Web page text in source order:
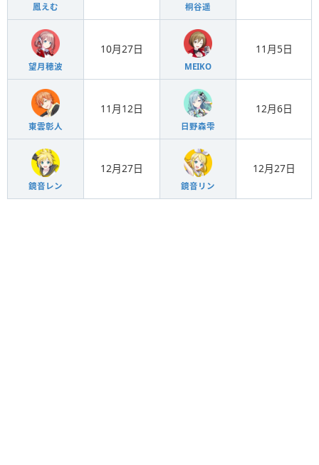
鳳えむ 桐谷遥
望月穂波
10月27日
MEIKO
11月5日
東雲彰人
11月12日
日野森雫
12月6日
鏡音レン
12月27日
鏡音リン
12月27日